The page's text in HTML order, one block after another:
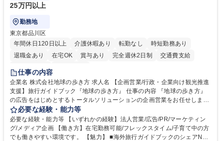
25万円以上
勤務地
東京都品川区
年間休日120日以上
介護休暇あり 転勤なし
時短勤務あり
退職金あり
在宅OK 賞与あり 完全週休2日制
交通費支給
駅近5分以内
仕事の内容
企業名 株式会社地球の歩き方 求人名 【企画営業/行政・企業向け観光推進
支援】旅行ガイドブック『地球の歩き方』 仕事の内容 『地球の歩き方』
の広告をはじめとするトータルソリューションの企画営業をお任せしま
す。クライアントは、観光（海外旅行、国内旅行、インバウンド）で地域
や事業を推進したい国内外の行政や企業です。 【業務詳細】■『地球の歩
き方』は海外旅行ガイドブックのNo.1ブランドであり、国内旅行において
も牽引しております。観光推進支援においても、業界を牽引する意欲的な
必要な経験・能力等
必要な経験・能力等 【いずれかの経験】法人営業/広告/PR/マーケティン
グ/メディア企画 【働き方】在宅勤務可能/フレックスタイム/子育て中の方
でも働きやすい環境です。 【魅力】 ■海外旅行ガイドブックのシェアNo.1